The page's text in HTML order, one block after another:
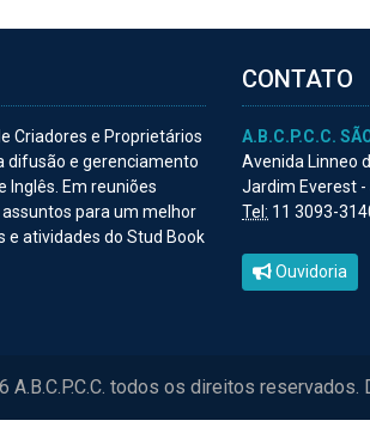
Criadores e Proprietários
difusão e gerenciamento
Inglês. Em reuniões
para um melhor
atividades do Stud Book
CONTATO
A.B.C.P.C.C.
Avenida Linneo
Jardim Everest -
Tel: 11 3093-
Ouvidoria
todos os direitos reservados.